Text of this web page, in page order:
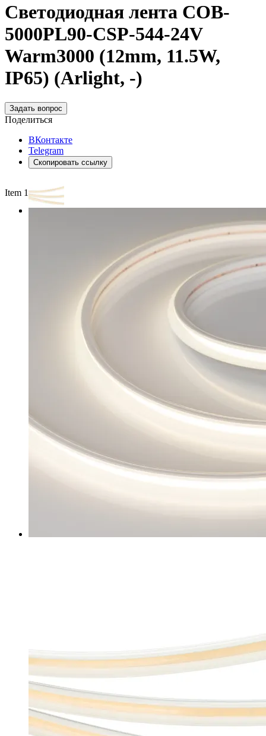
Светодиодная лента COB-
5000PL90-CSP-544-24V
Warm3000 (12mm, 11.5W,
IP65) (Arlight, -)
Задать вопрос
Поделиться
ВКонтакте
Telegram
Скопировать ссылку
Item 1 of 2